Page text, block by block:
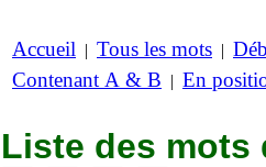
Accueil | Tous les mots |
Contenant A & B | En
Liste des mots